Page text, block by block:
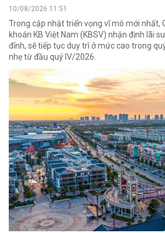
10/08/2026 11:51
Trong cập nhật triển vọng vĩ mô mới nhất,
khoán KB Việt Nam (KBSV) nhận định lãi
đỉnh, sẽ tiếp tục duy trì ở mức cao trong
nhẹ từ đầu quý IV/2026.